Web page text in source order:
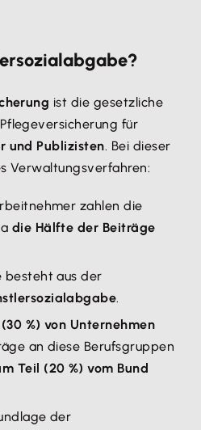
ist die gesetzliche
für
und Publizisten. Bei dieser
Verwaltungsverfahren:
zahlen die
die Hälfte der Beiträge
besteht aus der
.
(30 %) von Unternehmen
an diese Berufsgruppen
Teil (20 %) vom Bund
der